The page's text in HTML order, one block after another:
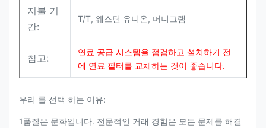
지불 기
간:
T/T, 웨스턴 유니온, 머니그램
참고:
연료 공급 시스템을 점검하고 설치하기 전
에 연료 필터를 교체하는 것이 좋습니다.
우리 를 선택 하는 이유:
1품질은 문화입니다. 전문적인 거래 경험은 모든 문제를 해결